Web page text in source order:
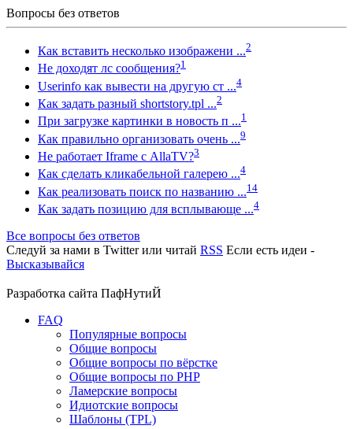
Вопросы без ответов
Как вставить несколько изображени ...2
Не доходят лс сообщения?1
Userinfo как вывести на другую ст ...4
Как задать разный shortstory.tpl ...2
При загрузке картинки в новость п ...1
Как правильно организовать очень ...9
Не работает Iframe с AllaTV?3
Как сделать кликабельной галерею ...4
Как реализовать поиск по названию ...14
Как задать позицию для всплывающе ...4
Все вопросы без ответов
Следуй за нами в Twitterили читай RSS Если есть идеи -
Высказывайся
Разработка сайта ПафНутиЙ
FAQ
Популярные вопросы
Общие вопросы
Общие вопросы по вёрстке
Общие вопросы по PHP
Ламерские вопросы
Идиотские вопросы
Шаблоны (TPL)